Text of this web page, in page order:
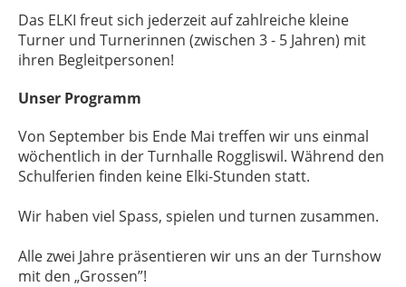
Das ELKI freut sich jederzeit auf zahlreiche kleine
Turner und Turnerinnen (zwischen 3 - 5 Jahren) mit
ihren Begleitpersonen!
Unser Programm
Von September bis Ende Mai treffen wir uns einmal
wöchentlich in der Turnhalle Roggliswil. Während den
Schulferien finden keine Elki-Stunden statt.
Wir haben viel Spass, spielen und turnen zusammen.
Alle zwei Jahre präsentieren wir uns an der Turnshow
mit den „Grossen”!